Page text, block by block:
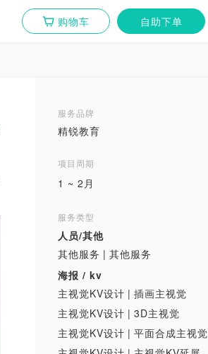
购物车 自助下单
服务品牌
精锐教育
项目周期
1 ~ 2月
服务类型
人员/其他
其他服务 | 其他服务
海报 / kv
主视觉KV设计 | 插画主视觉
主视觉KV设计 | 3D主视觉
主视觉KV设计 | 平面合成主视觉